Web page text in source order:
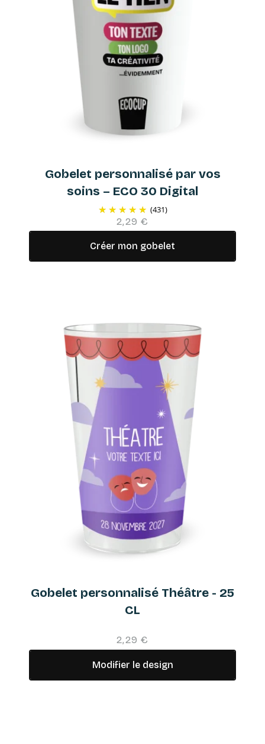
Gobelet personnalisé par vos
soins – ECO 30 Digital
(431)
2,29 €
Créer mon gobelet
Gobelet personnalisé Théâtre - 25
CL
2,29 €
Modifier le design